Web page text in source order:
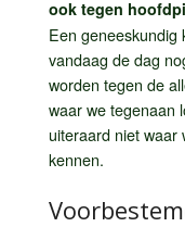
ook tegen
Een geneeskundig
vandaag de dag
worden tegen de
waar we tegenaan
uiteraard niet waar
kennen.